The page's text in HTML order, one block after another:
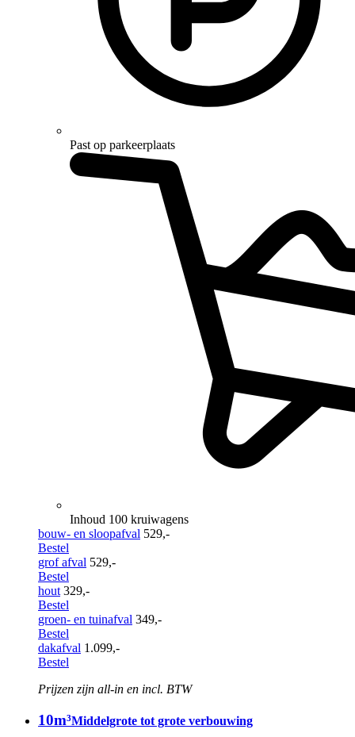
Past op parkeerplaats
Inhoud 100 kruiwagens
bouw- en sloopafval 529,-
Bestel
grof afval 529,-
Bestel
hout 329,-
Bestel
groen- en tuinafval 349,-
Bestel
dakafval 1.099,-
Bestel
Prijzen zijn all-in en incl. BTW
10m³Middelgrote tot grote verbouwing